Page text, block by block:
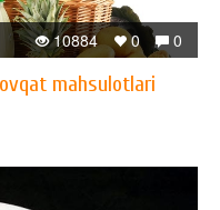
0
0
10884
mahsulotlari